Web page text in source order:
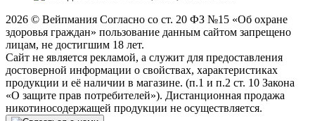
2026 © Вейпмания Согласно со ст. 20 ФЗ №15 «Об охране
здоровья граждан» пользование данным сайтом запрещено
лицам, не достигшим 18 лет.
Сайт не является рекламой, а служит для предоставления
достоверной информации о свойствах, характеристиках
продукции и её наличии в магазине. (п.1 и п.2 ст. 10 Закона
«О защите прав потребителей»). Дистанционная продажа
никотиносодержащей продукции не осуществляется.